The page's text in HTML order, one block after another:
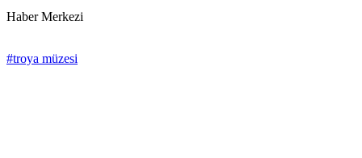
Haber Merkezi
#troya müzesi